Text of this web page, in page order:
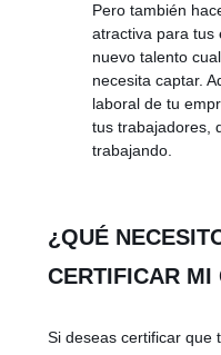
Pero también
atractiva para tus
nuevo talento
necesita captar.
laboral de tu
tus trabajadores,
trabajando.
¿QUÉ
CERTIFICAR MI
Si deseas certificar que